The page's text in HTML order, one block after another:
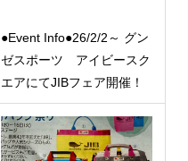
●Event Info●26/2/2～ グン
ゼスポーツ アイビースク
エアにてJIBフェア開催！